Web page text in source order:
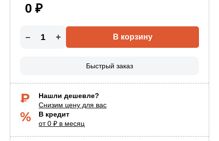
0 ₽
В кредит
от 0 ₽ в месяц
Нашли дешевле?
Снизим цену для вас
– + В корзину
Быстрый заказ